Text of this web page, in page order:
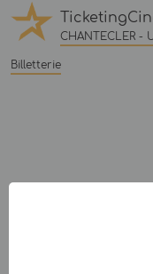
CHANTECLER -
Billetterie